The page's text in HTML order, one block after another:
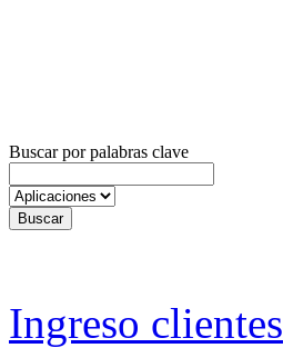
Buscar por palabras clave
Ingreso clientes